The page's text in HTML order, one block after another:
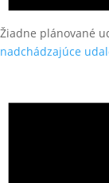
Žiadne plánované
nadchádzajúce